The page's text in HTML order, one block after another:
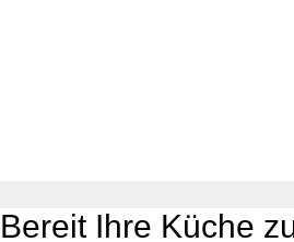
Bereit Ihre Küche